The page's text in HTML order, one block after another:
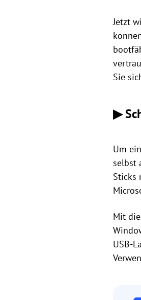
Jetzt
Sie
▶
Um
selbst
Sticks
Mit
USB-